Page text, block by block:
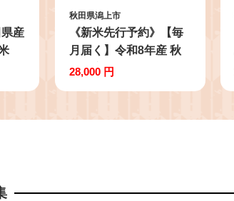
産
秋田県潟上市
《新米先行予約》【毎
月届く】令和8年産 秋
田県産あきたこまち 無
ち農場 潟上
28,000 円